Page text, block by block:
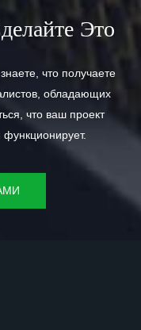
Это
что получаете
обладающих
что ваш проект